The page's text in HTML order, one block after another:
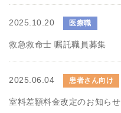
2025.10.20 医療職
救急救命士 嘱託職員募集
2025.06.04 患者さん向け
室料差額料金改定のお知らせ